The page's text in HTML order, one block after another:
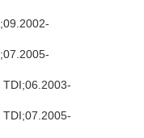
TDI;06.2003-
TDI;07.2005-